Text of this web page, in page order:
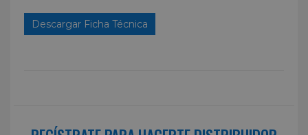
Descargar Ficha Técnica